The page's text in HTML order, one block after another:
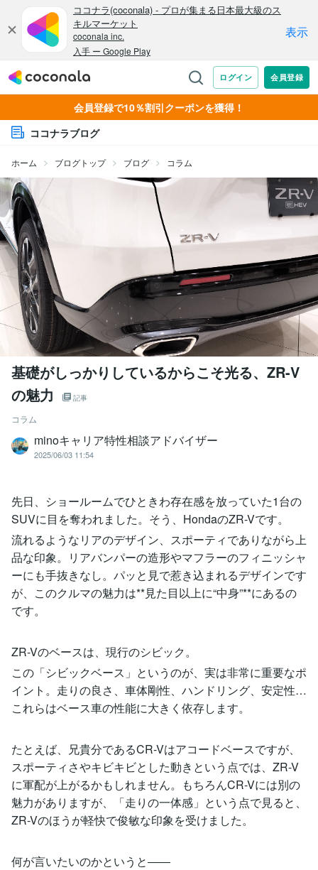
会員登録で10％割引クーポンを獲得！
ココナラブログ
ホーム ブログトップ ブログ コラム
基礎がしっかりしているからこそ光る、ZR-V
の魅力
記事
コラム
minoキャリア特性相談アドバイザー
2025/06/03 11:54
先日、ショールームでひときわ存在感を放っていた1台の
SUVに目を奪われました。そう、HondaのZR-Vです。
流れるようなリアのデザイン、スポーティでありながら上
品な印象。リアバンパーの造形やマフラーのフィニッシャ
ーにも手抜きなし。パッと見で惹き込まれるデザインです
が、このクルマの魅力は**見た目以上に“中身”**にあるの
です。
ZR-Vのベースは、現行のシビック。
この「シビックベース」というのが、実は非常に重要なポ
イント。走りの良さ、車体剛性、ハンドリング、安定性…
これらはベース車の性能に大きく依存します。
たとえば、兄貴分であるCR-Vはアコードベースですが、
スポーティさやキビキビとした動きという点では、ZR-V
に軍配が上がるかもしれません。もちろんCR-Vには別の
魅力がありますが、「走りの一体感」という点で見ると、
ZR-Vのほうが軽快で俊敏な印象を受けました。
何が言いたいのかというと――